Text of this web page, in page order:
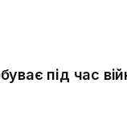
під час